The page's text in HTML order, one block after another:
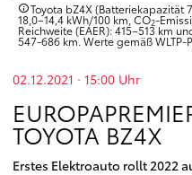
Toyota bZ4X (Batteriekapazität
18,0–14,4 kWh/100 km, CO2-
Reichweite (EAER): 415–513 km
547-686 km. Werte gemäß WLTP-
02.12.2021 · 15:00 Uhr
TOYOTA BZ4X
Erstes Elektroauto rollt 2022